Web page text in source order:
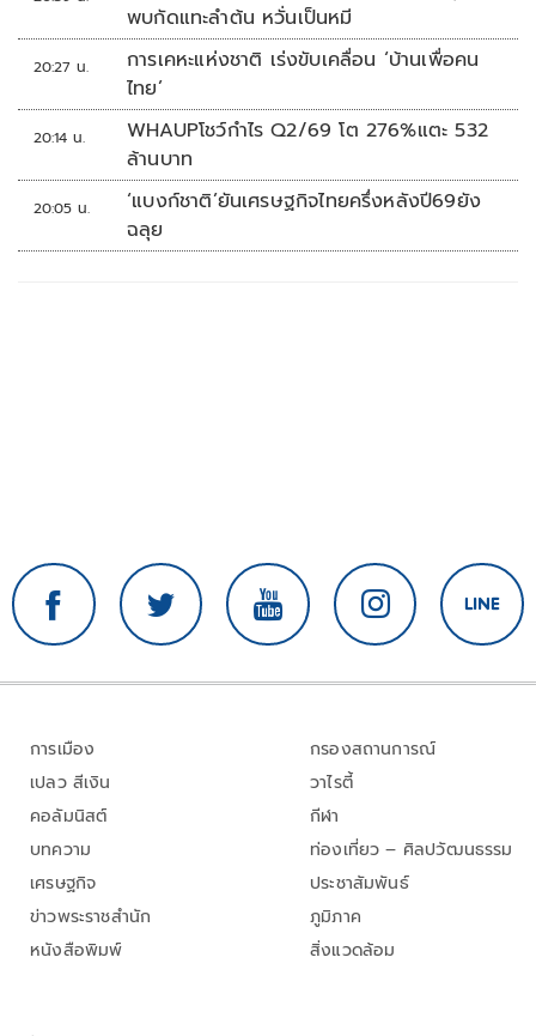
พบกัดแทะลำต้น หวั่นเป็นหมี
20:27 น.
การเคหะแห่งชาติ เร่งขับเคลื่อน ‘บ้านเพื่อคน
ไทย’
20:14 น.
WHAUPโชว์กำไร Q2/69 โต 276%แตะ 532
ล้านบาท
20:05 น.
‘แบงก์ชาติ’ยันเศรษฐกิจไทยครึ่งหลังปี69ยัง
ฉลุย
การเมือง
เปลว สีเงิน
คอลัมนิสต์
บทความ
เศรษฐกิจ
ข่าวพระราชสำนัก
หนังสือพิมพ์
กรองสถานการณ์
วาไรตี้
กีฬา
ท่องเที่ยว – ศิลปวัฒนธรรม
ประชาสัมพันธ์
ภูมิภาค
สิ่งแวดล้อม